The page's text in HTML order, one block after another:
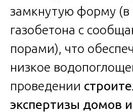
замкнутую форму (в
газобетона с
порами), что
низкое
проведении
экспертизы домов